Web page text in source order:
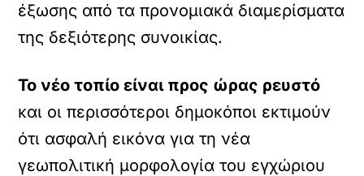
έξωσης από τα προνομιακά διαμερίσματα
της δεξιότερης συνοικίας.
Το νέο τοπίο είναι προς ώρας ρευστό
και οι περισσότεροι δημοκόποι εκτιμούν
ότι ασφαλή εικόνα για τη νέα
γεωπολιτική μορφολογία του εγχώριου